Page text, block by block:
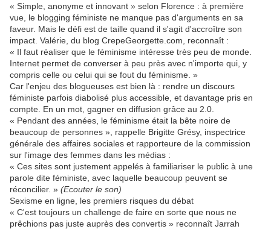
« Simple, anonyme et innovant » selon Florence : à première
vue, le blogging féministe ne manque pas d'arguments en sa
faveur. Mais le défi est de taille quand il s'agit d'accroître son
impact. Valérie, du blog CrepeGeorgette.com, reconnaît :
« Il faut réaliser que le féminisme intéresse très peu de monde.
Internet permet de converser à peu près avec n'importe qui, y
compris celle ou celui qui se fout du féminisme. »
Car l'enjeu des blogueuses est bien là : rendre un discours
féministe parfois diabolisé plus accessible, et davantage pris en
compte. En un mot, gagner en diffusion grâce au 2.0.
« Pendant des années, le féminisme était la bête noire de
beaucoup de personnes », rappelle Brigitte Grésy, inspectrice
générale des affaires sociales et rapporteure de la commission
sur l'image des femmes dans les médias :
« Ces sites sont justement appelés à familiariser le public à une
parole dite féministe, avec laquelle beaucoup peuvent se
réconcilier. » (Ecouter le son)
Sexisme en ligne, les premiers risques du débat
« C'est toujours un challenge de faire en sorte que nous ne
prêchions pas juste auprès des convertis » reconnaît Jarrah